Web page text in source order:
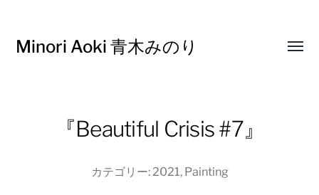
Minori Aoki 青木みのり
『Beautiful Crisis #7』
カテゴリー:2021, Painting